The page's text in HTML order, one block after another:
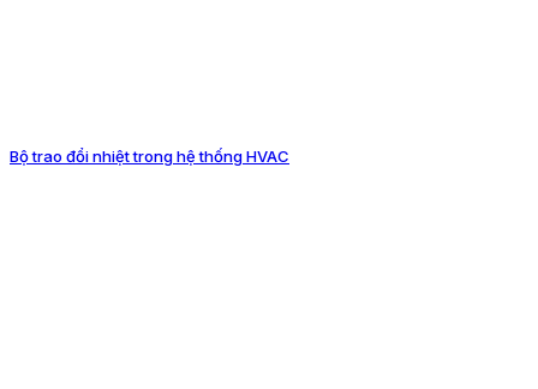
Bộ trao đổi nhiệt trong hệ thống HVAC